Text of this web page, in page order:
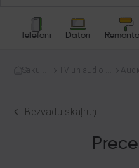
Telefoni Datori
Sākum
TV un audio te
Bezvadu skaļruņi